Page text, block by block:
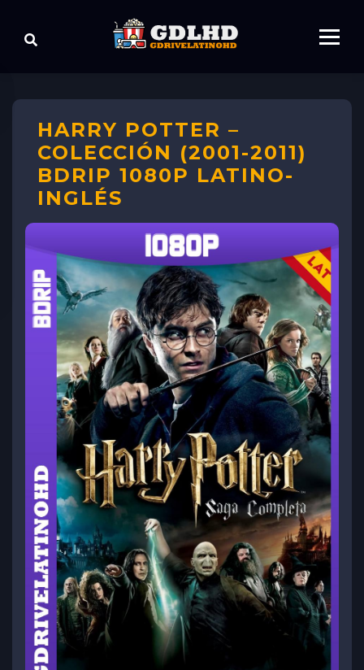
HARRY POTTER –
COLECCIÓN (2001-2011)
BDRIP 1080P LATINO-
INGLÉS